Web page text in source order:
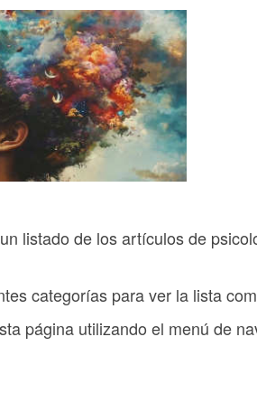
listado de los artículos de
categorías para ver la lista
página utilizando el menú de